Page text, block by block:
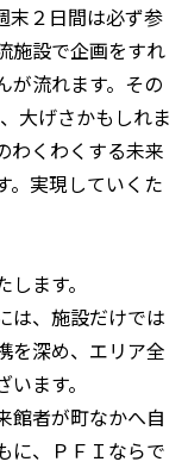
末２日間は必ず参
施設で企画をすれ
が流れます。その
大げさかもしれま
わくわくする未来
。実現していくた
ます。
は、施設だけでは
を深め、エリア全
ます。
館者が町なかへ自
に、ＰＦＩならで